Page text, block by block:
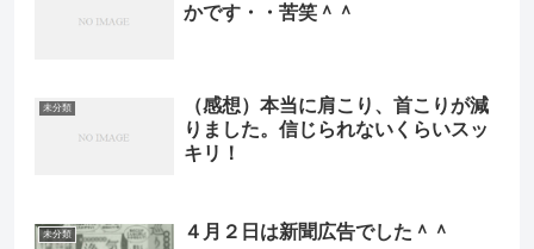
かです・・苦笑＾＾
未分類
（感想）本当に肩こり、首こりが減
りました。信じられないくらいスッ
キリ！
未分類 ４月２日は新聞広告でした＾＾